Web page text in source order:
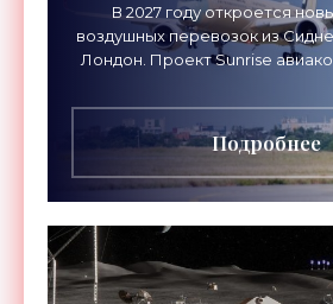
В 2027 году откроется
воздушных перевозок из
Лондон. Проект Sunrise
длительностью до
Подробнее